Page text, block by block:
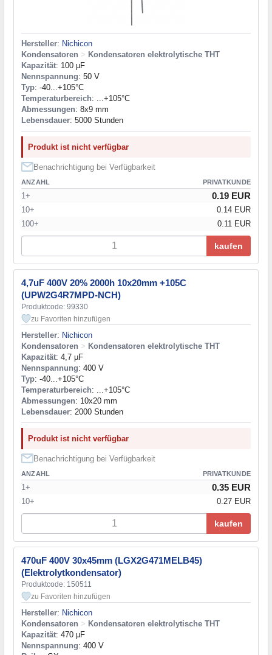
Hersteller: Nichicon
Kondensatoren > Kondensatoren elektrolytische THT
Kapazität: 100 µF
Nennspannung: 50 V
Typ: -40...+105°C
Temperaturbereich: ...+105°C
Abmessungen: 8x9 mm
Lebensdauer: 5000 Stunden
Produkt ist nicht verfügbar
Benachrichtigung bei Verfügbarkeit
ANZAHL PRIVATKUNDE
1+ 0.19 EUR
10+
0.14 EUR
100+
0.11 EUR
kaufen
4,7uF 400V 20% 2000h 10x20mm +105C
(UPW2G4R7MPD-NCH)
Produktcode: 99330
zu Favoriten hinzufügen
Hersteller: Nichicon
Kondensatoren > Kondensatoren elektrolytische THT
Kapazität: 4,7 µF
Nennspannung: 400 V
Typ: -40...+105°C
Temperaturbereich: ...+105°C
Abmessungen: 10x20 mm
Lebensdauer: 2000 Stunden
Produkt ist nicht verfügbar
Benachrichtigung bei Verfügbarkeit
ANZAHL PRIVATKUNDE
1+ 0.35 EUR
10+ 0.27 EUR
kaufen
470uF 400V 30x45mm (LGX2G471MELB45)
(Elektrolytkondensator)
Produktcode: 150511
zu Favoriten hinzufügen
Hersteller: Nichicon
Kondensatoren > Kondensatoren elektrolytische THT
Kapazität: 470 µF
Nennspannung: 400 V